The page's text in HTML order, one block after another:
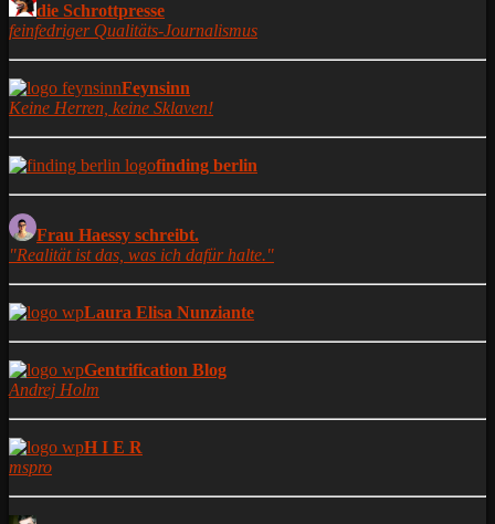
die Schrottpresse
feinfedriger Qualitäts-Journalismus
Feynsinn
Keine Herren, keine Sklaven!
finding berlin
Frau Haessy schreibt.
"Realität ist das, was ich dafür halte."
Laura Elisa Nunziante
Gentrification Blog
Andrej Holm
H I E R
mspro